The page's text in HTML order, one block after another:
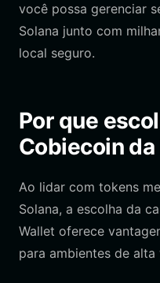
você possa gerenciar
Solana junto com
local seguro.
Por que
Cobiecoin
Ao lidar com tokens
Solana, a escolha da
Wallet oferece
para ambientes de